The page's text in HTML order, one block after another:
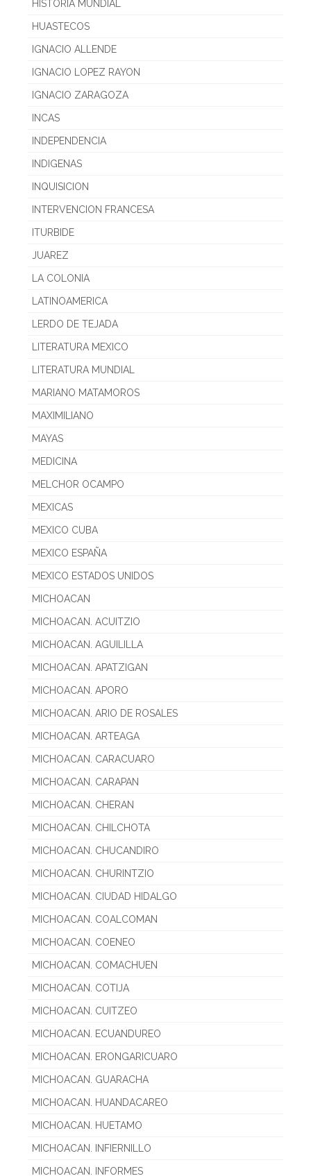
HISTORIA MUNDIAL
HUASTECOS
IGNACIO ALLENDE
IGNACIO LOPEZ RAYON
IGNACIO ZARAGOZA
INCAS
INDEPENDENCIA
INDIGENAS
INQUISICION
INTERVENCION FRANCESA
ITURBIDE
JUAREZ
LA COLONIA
LATINOAMERICA
LERDO DE TEJADA
LITERATURA MEXICO
LITERATURA MUNDIAL
MARIANO MATAMOROS
MAXIMILIANO
MAYAS
MEDICINA
MELCHOR OCAMPO
MEXICAS
MEXICO CUBA
MEXICO ESPAÑA
MEXICO ESTADOS UNIDOS
MICHOACAN
MICHOACAN. ACUITZIO
MICHOACAN. AGUILILLA
MICHOACAN. APATZIGAN
MICHOACAN. APORO
MICHOACAN. ARIO DE ROSALES
MICHOACAN. ARTEAGA
MICHOACAN. CARACUARO
MICHOACAN. CARAPAN
MICHOACAN. CHERAN
MICHOACAN. CHILCHOTA
MICHOACAN. CHUCANDIRO
MICHOACAN. CHURINTZIO
MICHOACAN. CIUDAD HIDALGO
MICHOACAN. COALCOMAN
MICHOACAN. COENEO
MICHOACAN. COMACHUEN
MICHOACAN. COTIJA
MICHOACAN. CUITZEO
MICHOACAN. ECUANDUREO
MICHOACAN. ERONGARICUARO
MICHOACAN. GUARACHA
MICHOACAN. HUANDACAREO
MICHOACAN. HUETAMO
MICHOACAN. INFIERNILLO
MICHOACAN. INFORMES